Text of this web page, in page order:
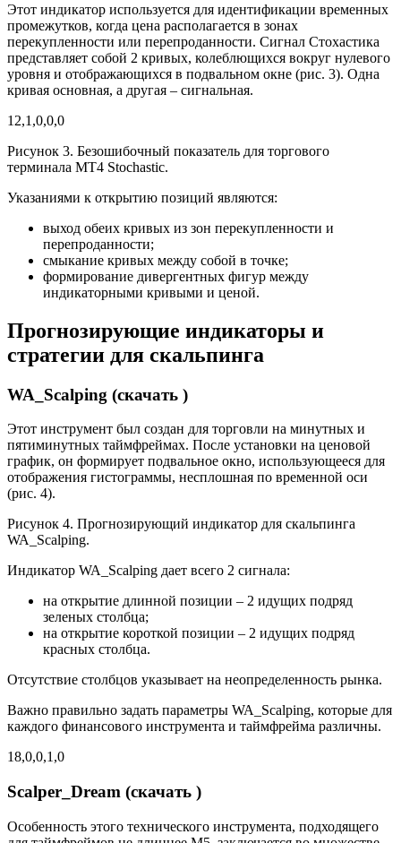
Этот индикатор используется для идентификации временных
промежутков, когда цена располагается в зонах
перекупленности или перепроданности. Сигнал Стохастика
представляет собой 2 кривых, колеблющихся вокруг нулевого
уровня и отображающихся в подвальном окне (рис. 3). Одна
кривая основная, а другая – сигнальная.
12,1,0,0,0
Рисунок 3. Безошибочный показатель для торгового
терминала MT4 Stochastic.
Указаниями к открытию позиций являются:
выход обеих кривых из зон перекупленности и
перепроданности;
смыкание кривых между собой в точке;
формирование дивергентных фигур между
индикаторными кривыми и ценой.
Прогнозирующие индикаторы и
стратегии для скальпинга
WA_Scalping (скачать )
Этот инструмент был создан для торговли на минутных и
пятиминутных таймфреймах. После установки на ценовой
график, он формирует подвальное окно, использующееся для
отображения гистограммы, несплошная по временной оси
(рис. 4).
Рисунок 4. Прогнозирующий индикатор для скальпинга
WA_Scalping.
Индикатор WA_Scalping дает всего 2 сигнала:
на открытие длинной позиции – 2 идущих подряд
зеленых столбца;
на открытие короткой позиции – 2 идущих подряд
красных столбца.
Отсутствие столбцов указывает на неопределенность рынка.
Важно правильно задать параметры WA_Scalping, которые для
каждого финансового инструмента и таймфрейма различны.
18,0,0,1,0
Scalper_Dream (скачать )
Особенность этого технического инструмента, подходящего